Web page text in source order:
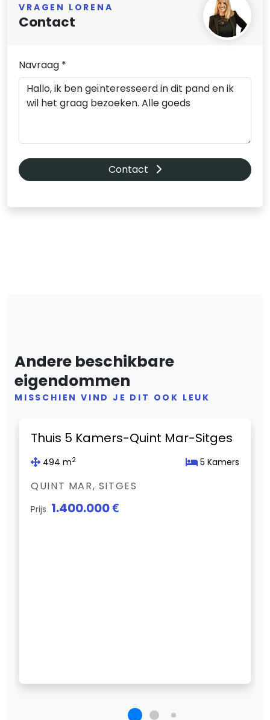
VRAGEN LORENA
Contact
Navraag *
Contact
Andere beschikbare
eigendommen
MISSCHIEN VIND JE DIT OOK LEUK
Thuis 5 Kamers-Quint Mar-Sitges
494 m2 5 Kamers
QUINT MAR, SITGES
Prijs 1.400.000 €